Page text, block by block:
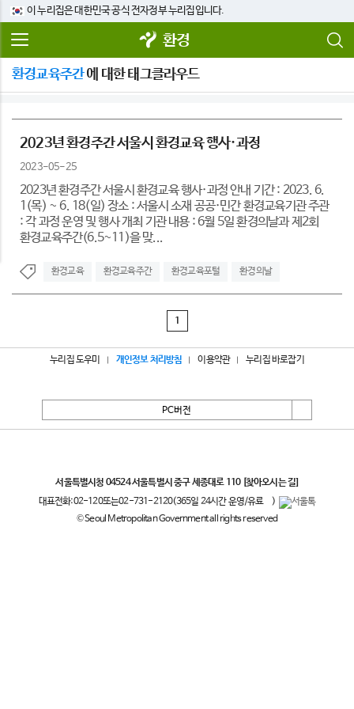
이 누리집은 대한민국 공식 전자정부 누리집입니다.
환경
환경교육주간에 대한 태그클라우드
2023년 환경주간 서울시 환경교육 행사·과정
2023-05-25
2023년 환경주간 서울시 환경교육 행사·과정 안내 기간 : 2023. 6.
1(목) ~ 6. 18(일) 장소 : 서울시 소재 공공·민간 환경교육기관 주관
: 각 과정 운영 및 행사 개최 기관 내용 : 6월 5일 환경의날과 제2회
환경교육주간(6.5~11)을 맞...
환경교육 환경교육주간 환경교육포털 환경의날
1
누리집 도우미 개인정보 처리방침 이용약관 누리집 바로잡기
PC버전
서울특별시청 04524 서울특별시 중구 세종대로 110 [찾아오시는 길]
대표전화:02-120또는02-731-2120(365일 24시간 운영/유료
)
© Seoul Metropolitan Government all rights reserved